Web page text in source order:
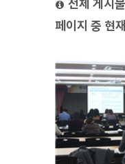
전체 게시
페이지 중 현